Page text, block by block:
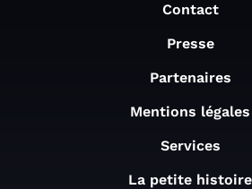
Contact
Presse
Partenaires
Mentions légales
Services
La petite histoire